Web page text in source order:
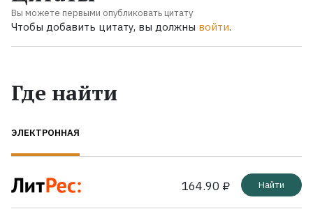
Вы можете первыми опубликовать цитату
Чтобы добавить цитату, вы должны войти.
Где найти
ЭЛЕКТРОННАЯ
164.90 ₽ Найти